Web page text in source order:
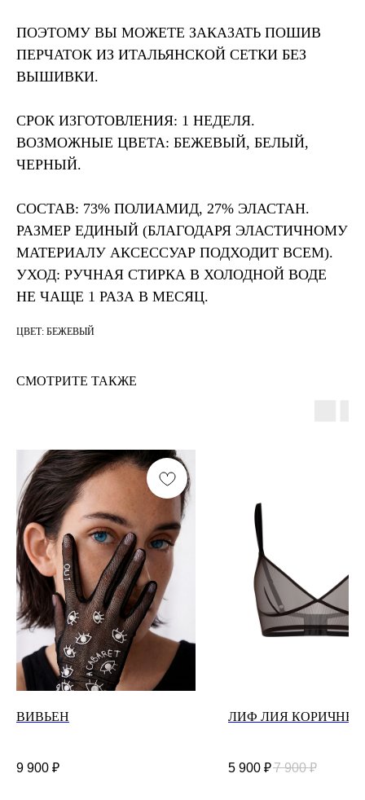
ПОЭТОМУ ВЫ МОЖЕТЕ ЗАКАЗАТЬ ПОШИВ
ПЕРЧАТОК ИЗ ИТАЛЬЯНСКОЙ СЕТКИ БЕЗ
ВЫШИВКИ.
СРОК ИЗГОТОВЛЕНИЯ: 1 НЕДЕЛЯ.
ВОЗМОЖНЫЕ ЦВЕТА: БЕЖЕВЫЙ, БЕЛЫЙ,
ЧЕРНЫЙ.
СОСТАВ: 73% ПОЛИАМИД, 27% ЭЛАСТАН.
РАЗМЕР ЕДИНЫЙ (БЛАГОДАРЯ ЭЛАСТИЧНОМУ
МАТЕРИАЛУ АКСЕССУАР ПОДХОДИТ ВСЕМ).
УХОД: РУЧНАЯ СТИРКА В ХОЛОДНОЙ ВОДЕ
НЕ ЧАЩЕ 1 РАЗА В МЕСЯЦ.
ЦВЕТ: БЕЖЕВЫЙ
СМОТРИТЕ ТАКЖЕ
ВИВЬЕН
9 900 ₽
ЛИФ ЛИЯ
5 900 ₽7 900 ₽